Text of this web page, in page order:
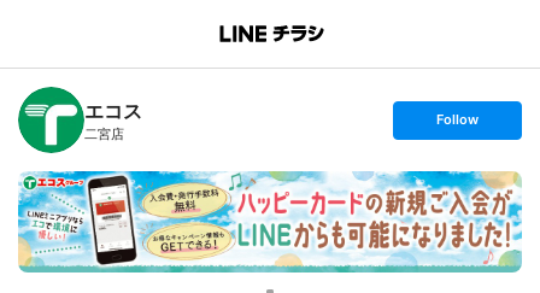
B
n
c
h
T
エコス
二宮店
s
t
o
l
l
o
w
Follow